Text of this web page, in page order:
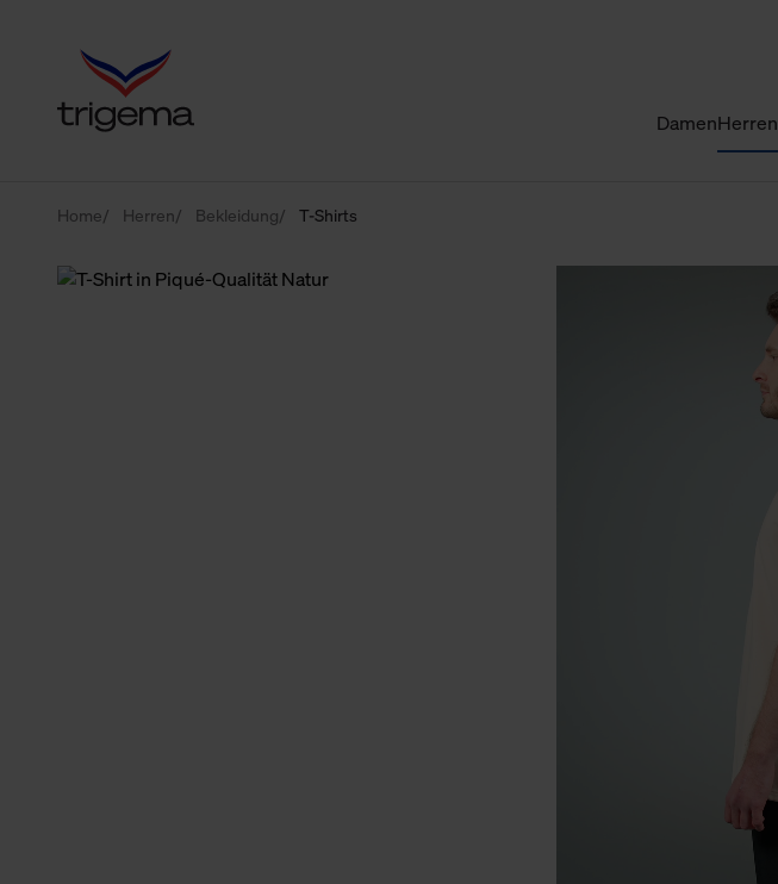
DamenHerren
Home Herren Bekleidung T-Shirts